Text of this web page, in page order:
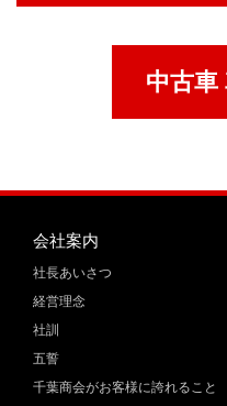
中古車
会社案内
社長あいさつ
経営理念
社訓
五誓
千葉商会がお客様に誇れること